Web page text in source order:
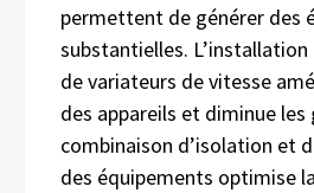
permettent de générer des
substantielles.
de variateurs de vitesse
des appareils et diminue
combinaison d’isolation et
des équipements optimise